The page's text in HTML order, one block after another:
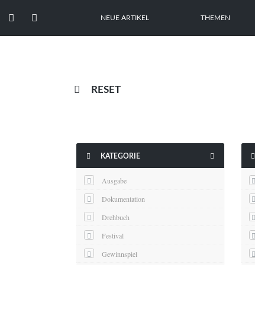
  NEUE ARTIKEL THEMEN
 RESET
 KATEGORIE 
Ausgabe
Dokumentation
Drehbuch
Festival
Gewinnspiel
